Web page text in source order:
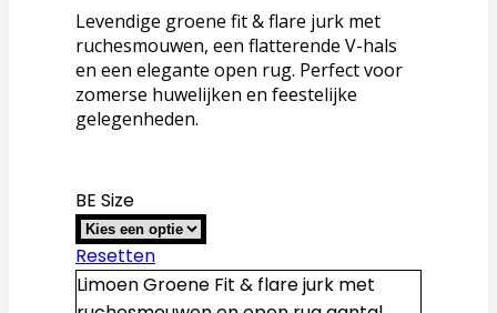
Levendige groene fit & flare jurk met
ruchesmouwen, een flatterende V-hals
en een elegante open rug. Perfect voor
zomerse huwelijken en feestelijke
gelegenheden.
BE Size
Resetten
Limoen Groene Fit & flare jurk met